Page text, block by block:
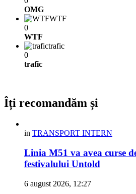
OMG
WTF
0
WTF
trafic
0
trafic
Îți recomandăm și
in TRANSPORT INTERN
Linia M51 va avea curse
festivalului Untold
6 august 2026, 12:27